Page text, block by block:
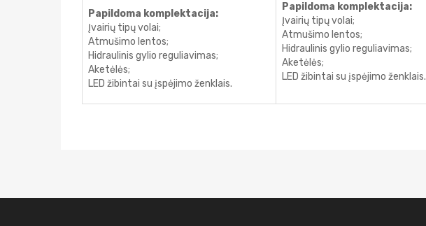
Papildoma komplektacija:
Įvairių tipų volai;
Atmušimo lentos;
Hidraulinis gylio reguliavimas;
Aketėlės;
LED žibintai su įspėjimo ženklais.
Papildoma komplektacija:
Įvairių tipų volai;
Atmušimo lentos;
Hidraulinis gylio reguliavimas;
Aketėlės;
LED žibintai su įspėjimo ženklais.